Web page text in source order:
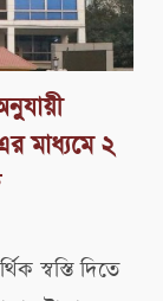
মাধ্যমে ২
স্বস্তি দিতে